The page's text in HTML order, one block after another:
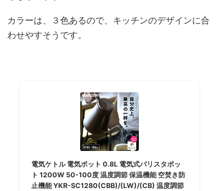
カラーは、３色あるので、キッチンのデザインに合
わせやすそうです。
電気ケトル 電気ポット 0.8L 電気式バリスタポッ
ト 1200W 50-100度 温度調節 保温機能 空焚き防
止機能 YKR-SC1280(CBB)/(LW)/(CB) 温度調節